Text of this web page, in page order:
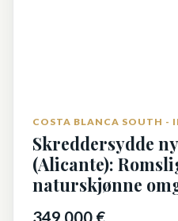
COSTA BLANCA SOUTH -
Skreddersydde
(Alicante):
naturskjønne
349.000 €